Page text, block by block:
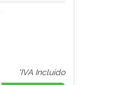
*IVA Incluido